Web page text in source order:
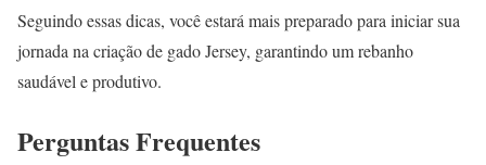
Seguindo essas dicas, você estará mais preparado para iniciar sua
jornada na criação de gado Jersey, garantindo um rebanho
saudável e produtivo.
Perguntas Frequentes